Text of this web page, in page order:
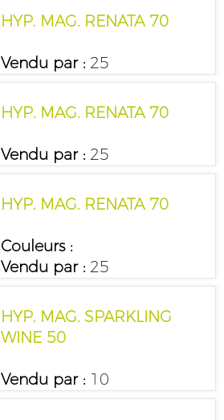
HYP. MAG. RENATA 70
Vendu par :25
HYP. MAG. RENATA 70
Vendu par :25
HYP. MAG. RENATA 70
Couleurs :
Vendu par :25
HYP. MAG. SPARKLING
WINE 50
Vendu par :10